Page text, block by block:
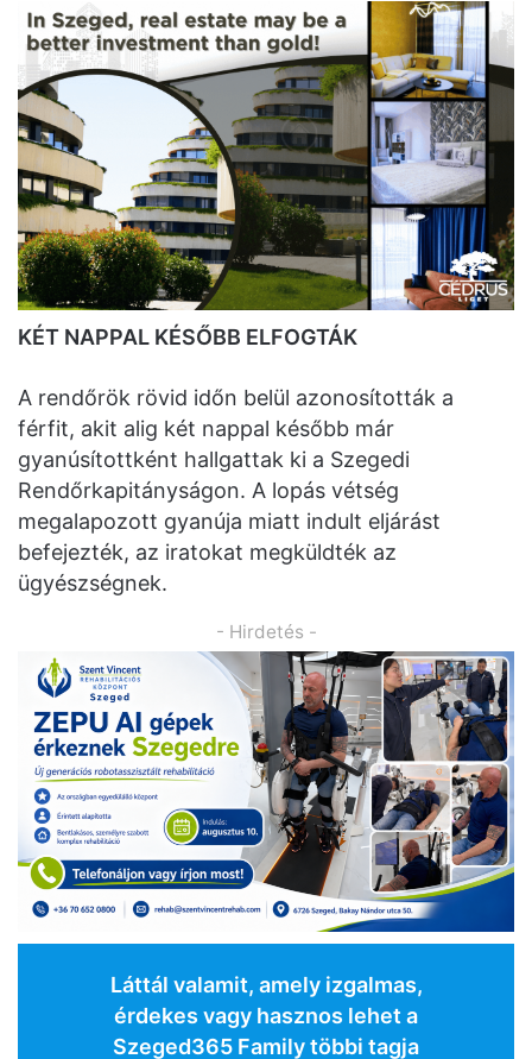
KÉT NAPPAL KÉSŐBB ELFOGTÁK
A rendőrök rövid időn belül azonosították a
férfit, akit alig két nappal később már
gyanúsítottként hallgattak ki a Szegedi
Rendőrkapitányságon. A lopás vétség
megalapozott gyanúja miatt indult eljárást
befejezték, az iratokat megküldték az
ügyészségnek.
- Hirdetés -
Láttál valamit, amely izgalmas,
érdekes vagy hasznos lehet a
Szeged365 Family többi tagja